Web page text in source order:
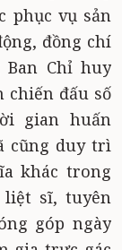
phục vụ sản
đồng chí
Chỉ huy
chiến đấu số
gian huấn
cũng duy trì
khác trong
liệt sĩ, tuyên
góp ngày